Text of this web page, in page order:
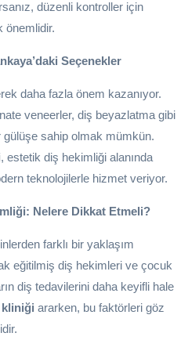
düzenli kontroller için
önemlidir.
Seçenekler
daha fazla önem kazanıyor.
veneerler, diş beyazlatma gibi
sahip olmak mümkün.
, estetik diş hekimliği alanında
teknolojilerle hizmet veriyor.
Nelere Dikkat Etmeli?
farklı bir yaklaşım
eğitilmiş diş hekimleri ve çocuk
diş tedavilerini daha keyifli hale
ararken, bu faktörleri göz